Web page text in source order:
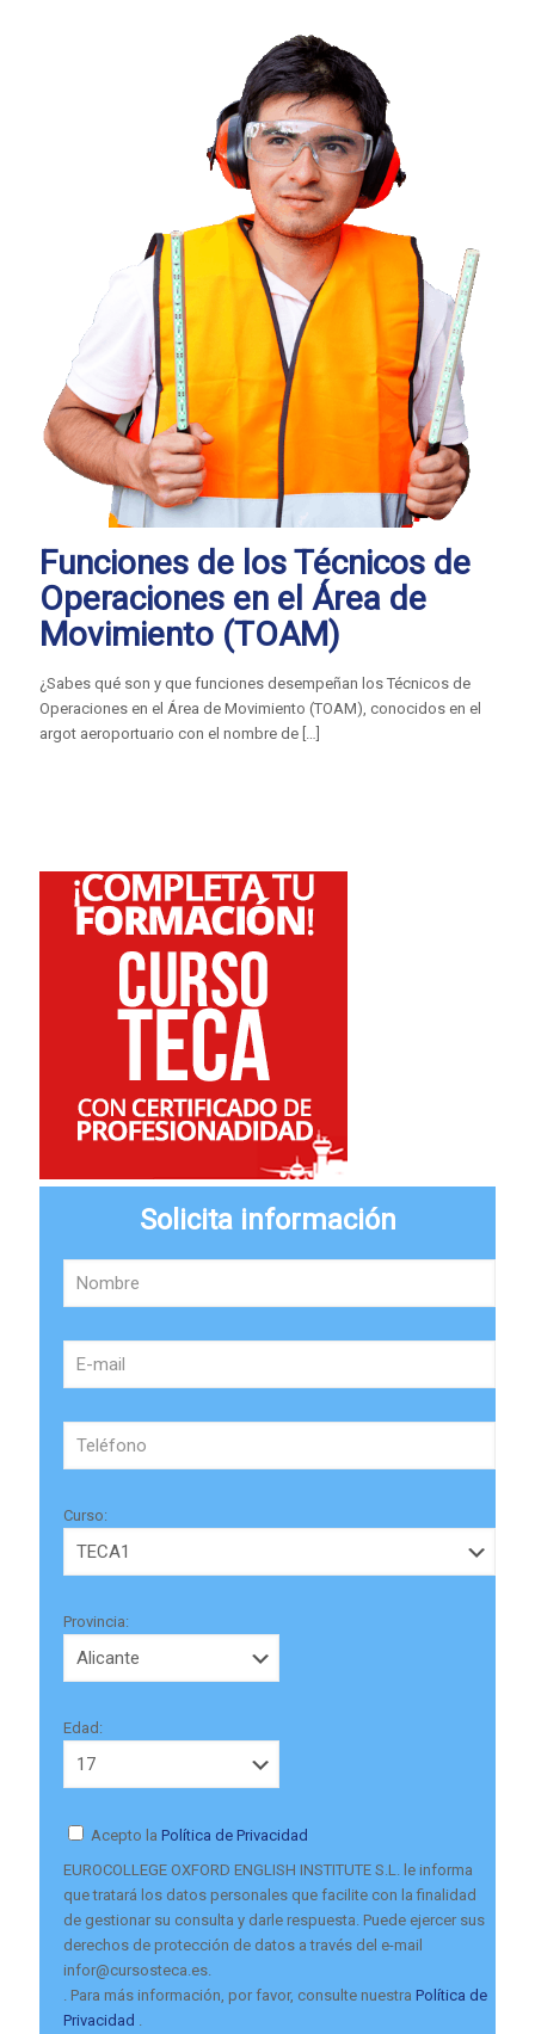
Funciones de los Técnicos de
Operaciones en el Área de
Movimiento (TOAM)
¿Sabes qué son y que funciones desempeñan los Técnicos de
Operaciones en el Área de Movimiento (TOAM), conocidos en el
argot aeroportuario con el nombre de
Solicita información
Curso:
Provincia:
Edad:
Acepto la Política de Privacidad
EUROCOLLEGE OXFORD ENGLISH INSTITUTE S.L. le informa
que tratará los datos personales que facilite con la finalidad
de gestionar su consulta y darle respuesta. Puede ejercer sus
derechos de protección de datos a través del e-mail
infor@cursosteca.es.
. Para más información, por favor, consulte nuestra Política de
Privacidad